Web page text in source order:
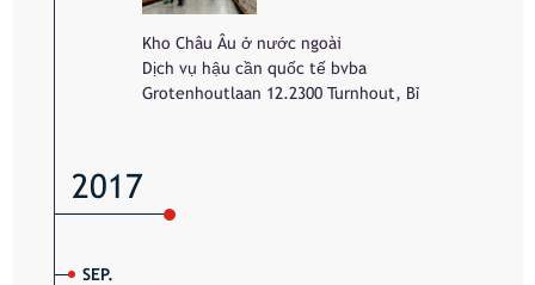
Kho Châu Âu ở nước ngoài
Dịch vụ hậu cần quốc tế bvba
Grotenhoutlaan 12.2300 Turnhout, Bỉ
2017
SEP.